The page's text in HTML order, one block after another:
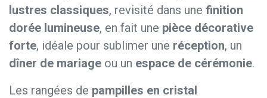
lustres classiques, revisité dans une finition
dorée lumineuse, en fait une pièce décorative
forte, idéale pour sublimer une réception, un
dîner de mariage ou un espace de cérémonie.
Les rangées de pampilles en cristal